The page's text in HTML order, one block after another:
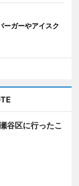
ガーやアイスク
谷区に行ったこ